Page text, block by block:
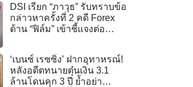
DSI เรียก “ภาวุธ” รับทราบข้อ
กล่าวหาครั้งที่ 2 คดี Forex
ด้าน “ฟิล์ม” เข้าชี้แจงต่อ
‘เบนซ์ เรซซิ่ง’ ฝากอุทาหรณ์!
หลังอดีตทนายตุ๋นเงิน 3.1
ล้านโดนคุก 3 ปี ย้ำอย่า